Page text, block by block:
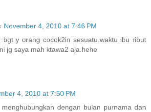
November 4, 2010 at 7:46 PM
bgt y orang cocok2in sesuatu.waktu ibu ribut
jg saya mah ktawa2 aja.hehe
4, 2010 at 7:50 PM
dengan bulan purnama dan